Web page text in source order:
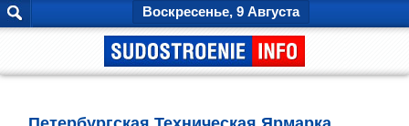
Воскресенье, 9 Августа